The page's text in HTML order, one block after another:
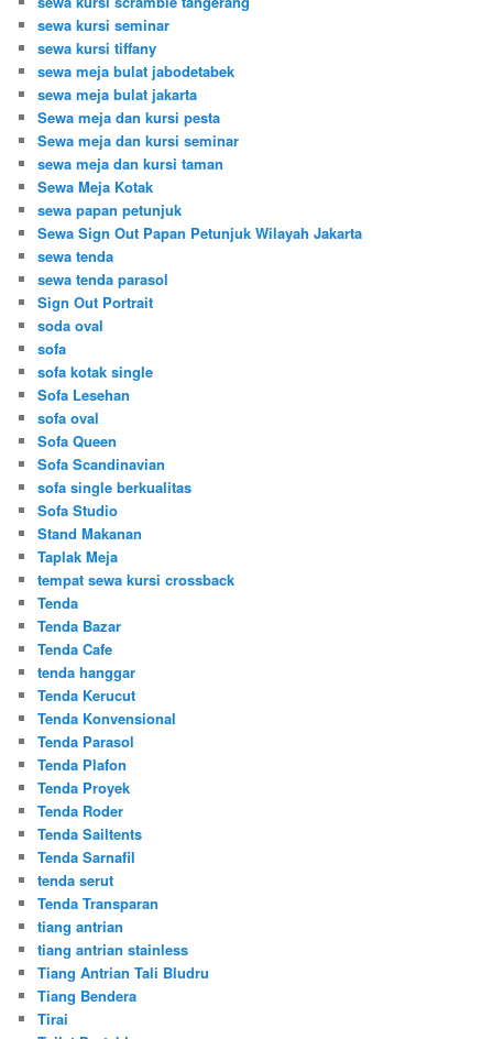
sewa kursi seminar
sewa kursi tiffany
sewa meja bulat jabodetabek
sewa meja bulat jakarta
Sewa meja dan kursi pesta
Sewa meja dan kursi seminar
sewa meja dan kursi taman
Sewa Meja Kotak
sewa papan petunjuk
Sewa Sign Out Papan Petunjuk Wilayah Jakarta
sewa tenda
sewa tenda parasol
Sign Out Portrait
soda oval
sofa
sofa kotak single
Sofa Lesehan
sofa oval
Sofa Queen
Sofa Scandinavian
sofa single berkualitas
Sofa Studio
Stand Makanan
Taplak Meja
tempat sewa kursi crossback
Tenda
Tenda Bazar
Tenda Cafe
tenda hanggar
Tenda Kerucut
Tenda Konvensional
Tenda Parasol
Tenda Plafon
Tenda Proyek
Tenda Roder
Tenda Sailtents
Tenda Sarnafil
tenda serut
Tenda Transparan
tiang antrian
tiang antrian stainless
Tiang Antrian Tali Bludru
Tiang Bendera
Tirai